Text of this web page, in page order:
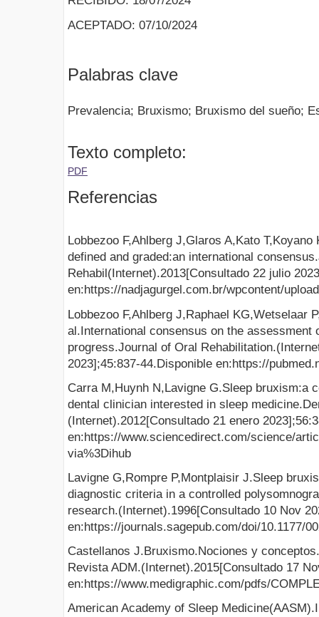
ACEPTADO: 07/10/2024
Palabras clave
Prevalencia; Bruxismo; Bruxismo del sueño;
Texto completo:
PDF
Referencias
Lobbezoo F,Ahlberg J,Glaros A,Kato
defined and graded:an international
Rehabil(Internet).2013[Consultado 22 julio
en:https://nadjagurgel.com.br/wpcontent/
Lobbezoo F,Ahlberg J,Raphael KG,Wetselaar
al.International consensus on the assessment
progress.Journal of Oral
2023];45:837-44.Disponible en:https://
Carra M,Huynh N,Lavigne G.Sleep bruxism:a
dental clinician interested in sleep
(Internet).2012[Consultado 21 enero
en:https://www.sciencedirect.com/science/
via%3Dihub
Lavigne G,Rompre P,Montplaisir J.Sleep
diagnostic criteria in a controlled
research.(Internet).1996[Consultado 10 Nov
en:https://journals.sagepub.com/doi/10.1177/
Castellanos J.Bruxismo.Nociones y
Revista ADM.(Internet).2015[Consultado 17
en:https://www.medigraphic.com/pdfs/
American Academy of Sleep